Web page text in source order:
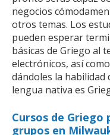
negocios
otros temas. Los
pueden esperar
básicas de Griego al
electrónicos, así
dándoles la habilidad
lengua nativa es
Cursos de Griego
grupos en